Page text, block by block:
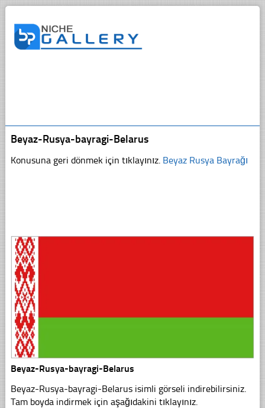
Beyaz-Rusya-bayragi-Belarus
Konusuna geri dönmek için tıklayınız. Beyaz Rusya Bayrağı
Beyaz-Rusya-bayragi-Belarus
Beyaz-Rusya-bayragi-Belarus isimli görseli indirebilirsiniz.
Tam boyda indirmek için aşağıdakini tıklayınız.